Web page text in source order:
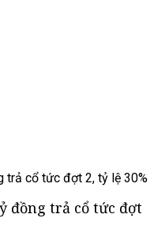
trả cổ tức đợt 2, tỷ lệ 30%
đồng trả cổ tức đợt